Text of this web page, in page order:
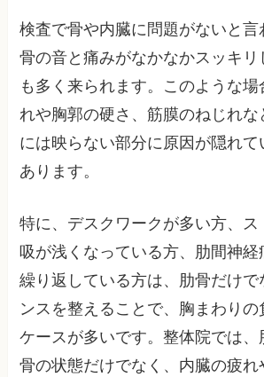
検査で骨や内臓に問題がないと言
骨の音と痛みがなかなかスッキ
も多く来られます。このような
れや胸郭の硬さ、筋膜のねじれな
には映らない部分に原因が隠れて
あります。
特に、デスクワークが多い方、
吸が浅くなっている方、肋間神経
繰り返している方は、肋骨だけで
ンスを整えることで、胸まわりの
ケースが多いです。整体院では
骨の状態だけでなく、内臓の疲れ